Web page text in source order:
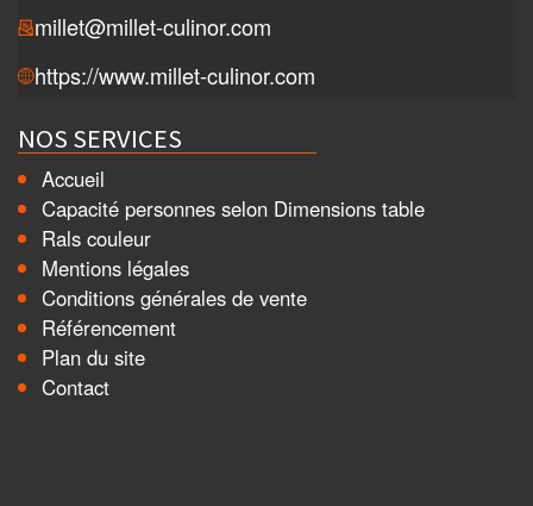
millet@millet-culinor.com
https://www.millet-culinor.com
NOS SERVICES
Accueil
Capacité personnes selon Dimensions table
Rals couleur
Mentions légales
Conditions générales de vente
Référencement
Plan du site
Contact